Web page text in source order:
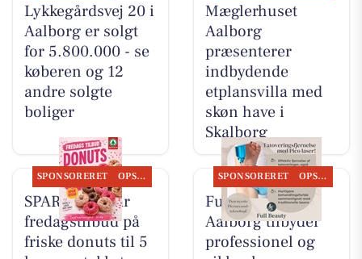
Lykkegårdsvej 20 i
Aalborg er solgt
for 5.800.000 - se
køberen og 12
andre solgte
boliger
Mæglerhuset
Aalborg
præsenterer
indbydende
etplansvilla med
skøn have i
Skalborg
SPONSORERET OPSLAGSTAVLEN
SPAR Visse har
fredagstilbud på
friske donuts til 5
SPONSORERET OPSLAGSTAVLEN
Full Beauty
Aalborg tilbyder
professionel og